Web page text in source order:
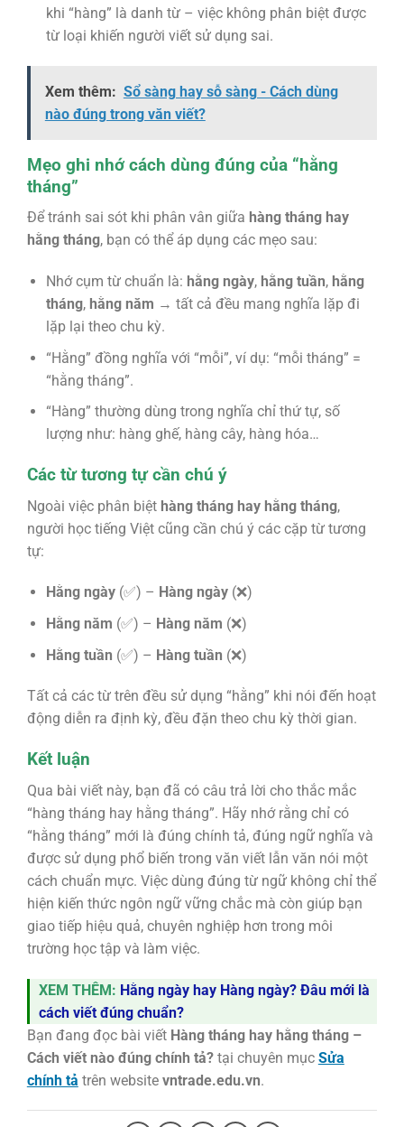
khi “hàng” là danh từ – việc không phân biệt được
từ loại khiến người viết sử dụng sai.
Xem thêm: Sổ sàng hay sỗ sàng - Cách dùng
nào đúng trong văn viết?
Mẹo ghi nhớ cách dùng đúng của “hằng
tháng”
Để tránh sai sót khi phân vân giữa hàng tháng hay
hằng tháng, bạn có thể áp dụng các mẹo sau:
Nhớ cụm từ chuẩn là: hằng ngày, hằng tuần, hằng
tháng, hằng năm → tất cả đều mang nghĩa lặp đi
lặp lại theo chu kỳ.
“Hằng” đồng nghĩa với “mỗi”, ví dụ: “mỗi tháng” =
“hằng tháng”.
“Hàng” thường dùng trong nghĩa chỉ thứ tự, số
lượng như: hàng ghế, hàng cây, hàng hóa…
Các từ tương tự cần chú ý
Ngoài việc phân biệt hàng tháng hay hằng tháng,
người học tiếng Việt cũng cần chú ý các cặp từ tương
tự:
Hằng ngày(✅) – Hàng ngày(❌)
Hằng năm (✅) – Hàng năm (❌)
Hằng tuần (✅) – Hàng tuần (❌)
Tất cả các từ trên đều sử dụng “hằng” khi nói đến hoạt
động diễn ra định kỳ, đều đặn theo chu kỳ thời gian.
Kết luận
Qua bài viết này, bạn đã có câu trả lời cho thắc mắc
“hàng tháng hay hằng tháng”. Hãy nhớ rằng chỉ có
“hằng tháng” mới là đúng chính tả, đúng ngữ nghĩa và
được sử dụng phổ biến trong văn viết lẫn văn nói một
cách chuẩn mực. Việc dùng đúng từ ngữ không chỉ thể
hiện kiến thức ngôn ngữ vững chắc mà còn giúp bạn
giao tiếp hiệu quả, chuyên nghiệp hơn trong môi
trường học tập và làm việc.
XEM THÊM: Hằng ngày hay Hàng ngày? Đâu mới là
cách viết đúng chuẩn?
Bạn đang đọc bài viết Hàng tháng hay hằng tháng –
Cách viết nào đúng chính tả?tại chuyên mục Sửa
chính tả trên website vntrade.edu.vn.